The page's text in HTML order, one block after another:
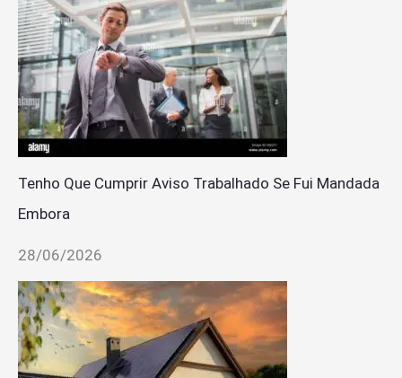
Tenho Que Cumprir Aviso Trabalhado Se Fui Mandada
Embora
28/06/2026